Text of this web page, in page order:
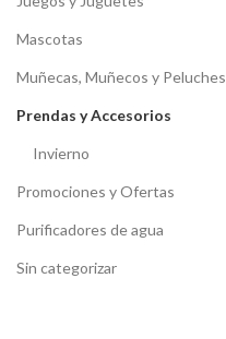
Mascotas
Muñecas, Muñecos y Peluches
Prendas y Accesorios
Invierno
Promociones y Ofertas
Purificadores de agua
Sin categorizar